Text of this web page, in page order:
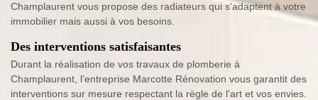
Champlaurent vous propose des radiateurs qui s’adaptent à votre
immobilier mais aussi à vos besoins.
Des interventions satisfaisantes
Durant la réalisation de vos travaux de plomberie à
Champlaurent, l’entreprise Marcotte Rénovation vous garantit des
interventions sur mesure respectant la règle de l’art et vos envies.